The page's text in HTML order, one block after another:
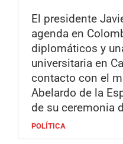
El presidente
agenda en
diplomáticos y
universitaria en
contacto con el
Abelardo de la
de su ceremonia
POLÍTICA